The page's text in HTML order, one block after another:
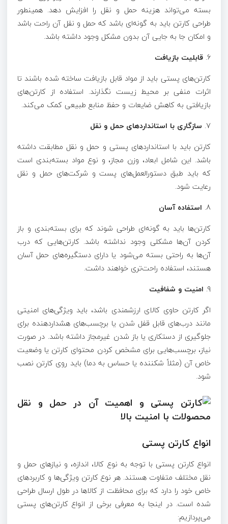
بسته می‌تواند هزینه حمل و نقل را افزایش دهد. همینطور
طراحی کارتن باید به گونه‌ای باشد که حمل و نقل آن راحت باشد
و امکان جا به جایی آن بدون مشکل وجود داشته باشد.
6. قابلیت بازیافت
کارتن‌های پستی باید از مواد قابل بازیافت ساخته شده باشند تا
اثرات منفی بر محیط زیست نگذارند. استفاده از کارتن‌های
بازیافتی به کاهش ضایعات و حفظ منابع طبیعی کمک می‌کند.
7. سازگاری با استانداردهای حمل و نقل
کارتن باید با استانداردهای پستی و حمل و نقل مطابقت داشته
باشد. این شامل ابعاد، وزن مجاز، و نوع مواد بسته‌بندی است
که باید طبق دستورالعمل‌های پست و شرکت‌های حمل و نقل
رعایت شود.
8. استفاده آسان
کارتن‌ها باید به گونه‌ای طراحی شوند که برای بسته‌بندی و باز
کردن آن‌ها مشکلی وجود نداشته باشد. کارتن‌هایی که درب
آن‌ها به راحتی بسته می‌شود یا دارای دستگیره‌های حمل آسان
هستند، استفاده راحت‌تری خواهند داشت.
9. امنیت و شفافیت
اگر کارتن حاوی کالای ارزشمندی باشد، باید ویژگی‌های امنیتی
مانند درب‌های قابل قفل شدن یا برچسب‌های هشداردهنده برای
جلوگیری از دستکاری یا باز شدن غیرمجاز داشته باشد. در صورت
نیاز، برچسب‌هایی برای مشخص کردن محتوای کارتن یا وضعیت
خاص آن (مثلاً شکننده یا حساس به دما) باید روی کارتن نصب
شود.
انواع کارتن پستی
انواع کارتن پستی با توجه به نوع کالا، اندازه، و نیازهای حمل و
نقل مختلف متفاوت هستند. هر نوع کارتن ویژگی‌ها و کاربردهای
خاص خود را دارد که برای محافظت از کالاها در طول ارسال طراحی
شده است. در اینجا به معرفی برخی از انواع کارتن‌های پستی
می‌پردازیم: